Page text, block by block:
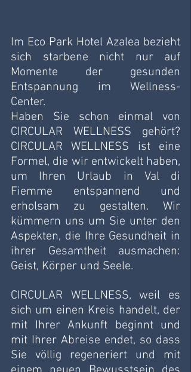
Im Eco Park Hotel Azalea bezieht
sich starbene nicht nur auf
Momente der gesunden
Entspannung im Wellness-
Center.
Haben Sie schon einmal von
CIRCULAR WELLNESS gehört?
CIRCULAR WELLNESS ist eine
Formel, die wir entwickelt haben,
um Ihren Urlaub in Val di
Fiemme entspannend und
erholsam zu gestalten. Wir
kümmern uns um Sie unter den
Aspekten, die Ihre Gesundheit in
ihrer Gesamtheit ausmachen:
Geist, Körper und Seele.
CIRCULAR WELLNESS, weil es
sich um einen Kreis handelt, der
mit Ihrer Ankunft beginnt und
mit Ihrer Abreise endet, so dass
Sie völlig regeneriert und mit